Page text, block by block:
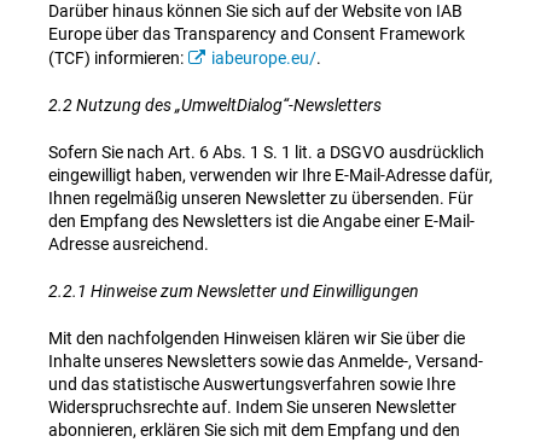
Darüber hinaus können Sie sich auf der Website von IAB
Europe über das Transparency and Consent Framework
(TCF) informieren:
iabeurope.eu/.
2.2 Nutzung des „UmweltDialog“-Newsletters
Sofern Sie nach Art. 6 Abs. 1 S. 1 lit. a DSGVO ausdrücklich
eingewilligt haben, verwenden wir Ihre E-Mail-Adresse dafür,
Ihnen regelmäßig unseren Newsletter zu übersenden. Für
den Empfang des Newsletters ist die Angabe einer E-Mail-
Adresse ausreichend.
2.2.1 Hinweise zum Newsletter und Einwilligungen
Mit den nachfolgenden Hinweisen klären wir Sie über die
Inhalte unseres Newsletters sowie das Anmelde-, Versand-
und das statistische Auswertungsverfahren sowie Ihre
Widerspruchsrechte auf. Indem Sie unseren Newsletter
abonnieren, erklären Sie sich mit dem Empfang und den